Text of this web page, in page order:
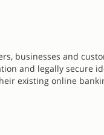
businesses and
and legally secure
existing online